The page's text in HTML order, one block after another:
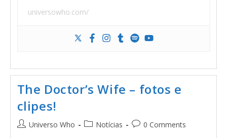
universowho.com/
The Doctor’s Wife – fotos e
clipes!
Universo Who Notícias 0 Comments